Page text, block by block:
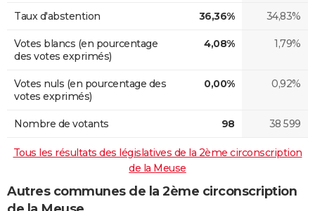
Taux d'abstention 36,36% 34,83%
Votes blancs (en pourcentage
des votes exprimés)
4,08% 1,79%
Votes nuls (en pourcentage des
votes exprimés)
0,00% 0,92%
Nombre de votants 98 38 599
Tous les résultats des législatives de la 2ème circonscription
de la Meuse
Autres communes de la 2ème circonscription